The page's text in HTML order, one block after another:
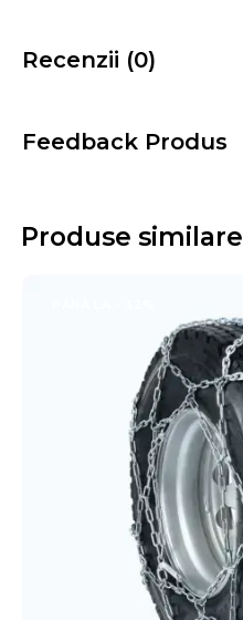
Recenzii (0)
Feedback Produs
Produse similare